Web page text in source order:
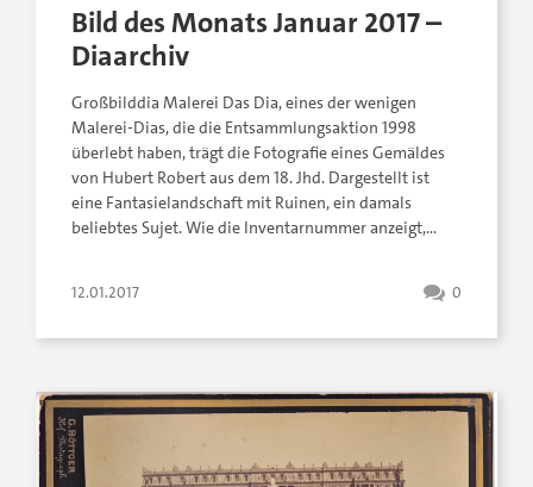
Bild des Monats Januar 2017 –
Diaarchiv
Großbilddia Malerei Das Dia, eines der wenigen
Malerei-Dias, die die Entsammlungsaktion 1998
überlebt haben, trägt die Fotografie eines Gemäldes
von Hubert Robert aus dem 18. Jhd. Dargestellt ist
eine Fantasielandschaft mit Ruinen, ein damals
beliebtes Sujet. Wie die Inventarnummer anzeigt,…
12.01.2017 0